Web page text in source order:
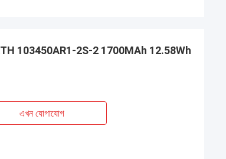
BAKTH 103450AR1-2S-2 1700MAh 12.58Wh
এখন যোগাযোগ